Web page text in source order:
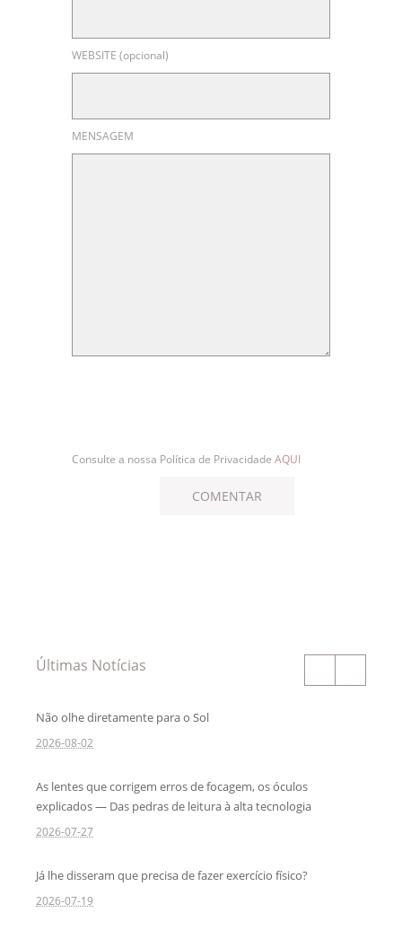
WEBSITE (opcional)
MENSAGEM
Consulte a nossa Política de Privacidade AQUI
Últimas Notícias
Não olhe diretamente para o Sol
2026-08-02
As lentes que corrigem erros de focagem, os óculos
explicados — Das pedras de leitura à alta tecnologia
2026-07-27
Já lhe disseram que precisa de fazer exercício físico?
2026-07-19